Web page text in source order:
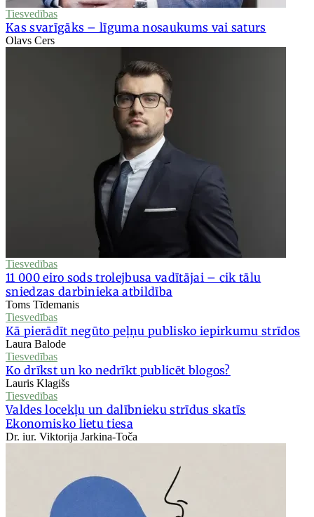
Tiesvedības
Kas svarīgāks – līguma nosaukums vai saturs
Olavs Cers
Tiesvedības
11 000 eiro sods trolejbusa vadītājai – cik tālu
sniedzas darbinieka atbildība
Toms Tīdemanis
Tiesvedības
Kā pierādīt negūto peļņu publisko iepirkumu strīdos
Laura Balode
Tiesvedības
Ko drīkst un ko nedrīkt publicēt blogos?
Lauris Klagišs
Tiesvedības
Valdes locekļu un dalībnieku strīdus skatīs
Ekonomisko lietu tiesa
Dr. iur. Viktorija Jarkina-Toča